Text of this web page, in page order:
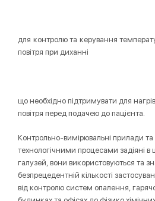
для контролю та керування
повітря при диханні
що необхідно підтримувати для
повітря перед подачею до пацієнта.
Контрольно-вимірювальні прилади
технологічними процесами задіяні в
галузей, вони використовуються та
безпрецедентній кількості
від контролю систем опалення,